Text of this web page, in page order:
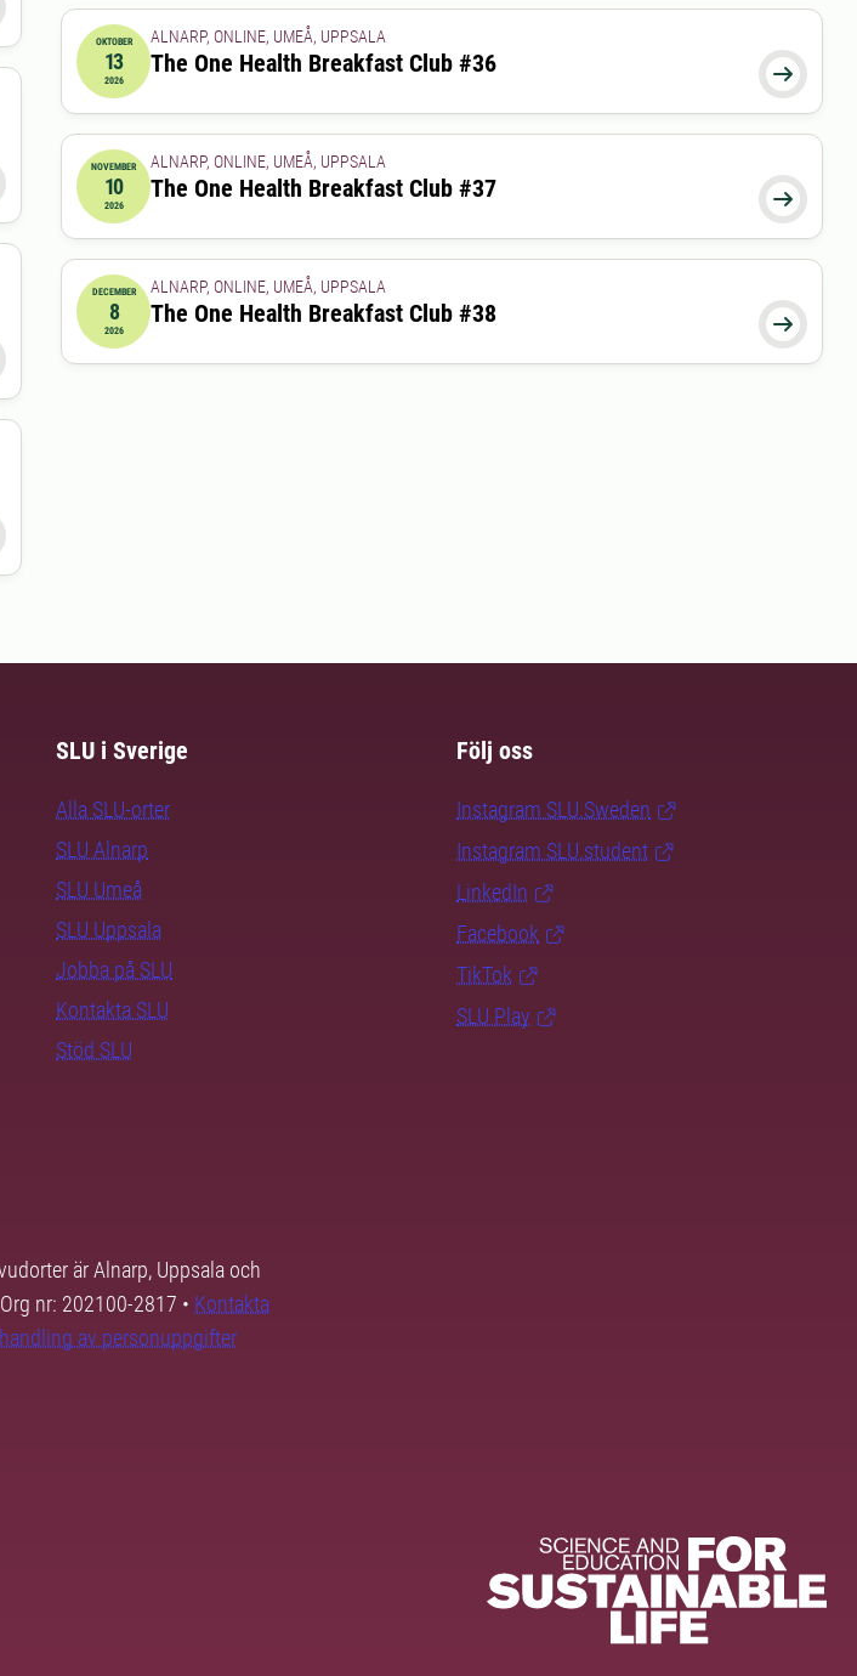
2026-10-13 08:00:00till2026-10-13 09:00:00
OKTOBER
13
2026 
ALNARP, ONLINE, UMEÅ, UPPSALA
The One Health Breakfast Club #36
2026-11-10 08:00:00till2026-11-10 09:00:00
NOVEMBER
10
2026 
ALNARP, ONLINE, UMEÅ, UPPSALA
The One Health Breakfast Club #37
2026-12-08 08:00:00till2026-12-08 09:00:00
DECEMBER
8
2026 
ALNARP, ONLINE, UMEÅ, UPPSALA
The One Health Breakfast Club #38
SLU i Sverige
Alla SLU-orter
SLU Alnarp
SLU Umeå
SLU Uppsala
Jobba på SLU
Kontakta SLU
Stöd SLU
Följ oss
Instagram SLU.Sweden
Instagram SLU.student
LinkedIn
Facebook
TikTok
SLU Play
är Alnarp, Uppsala och
nr: 202100-2817 • Kontakta
av personuppgifter